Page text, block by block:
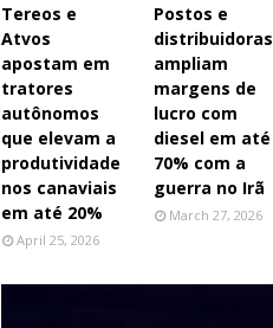
Tereos e
Atvos
apostam em
tratores
autônomos
que elevam a
produtividade
nos canaviais
em até 20%
April 25, 2026
Postos e
distribuidoras
ampliam
margens de
lucro com
diesel em até
70% com a
guerra no Irã
March 27, 2026